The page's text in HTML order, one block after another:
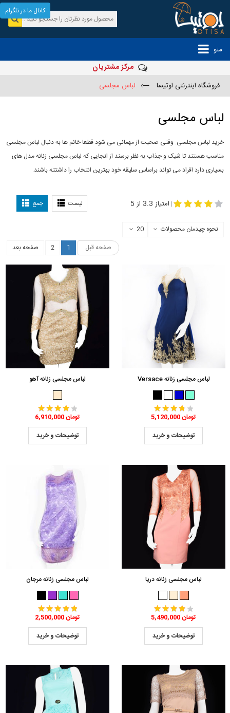
منو
مرکز مشتریان
فروشگاه اینترنتی اوتیسا —› لباس مجلسی
لباس مجلسی
خرید لباس مجلسی. وقتی صحبت از مهمانی می شود قطعا خانم ها به دنبال لباس مجلسی
مناسب هستند تا شیک و جذاب به نظر برسند از انجایی که لباس مجلسی زنانه مدل های
بسیاری دارد افراد می تواند براساس سلیقه خود بهترین انتخاب را داشتته باشند.
لیست جمع | امتیاز 3.3 از 5
نحوه چیدمان محصولات
20
صفحه قبل
1
2 صفحه بعد
لباس مجلسی زنانه Versace
5,120,000 تومان
توضیحات و خرید
لباس مجلسی زنانه آهو
6,910,000 تومان
توضیحات و خرید
لباس مجلسی زنانه دریا
5,490,000 تومان
توضیحات و خرید
لباس مجلسی زنانه مرجان
2,500,000 تومان
توضیحات و خرید
کانال ما در تلگرام